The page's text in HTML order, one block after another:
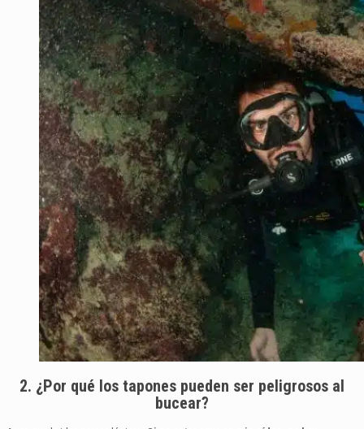
2. ¿Por qué los tapones pueden ser peligrosos al
bucear?